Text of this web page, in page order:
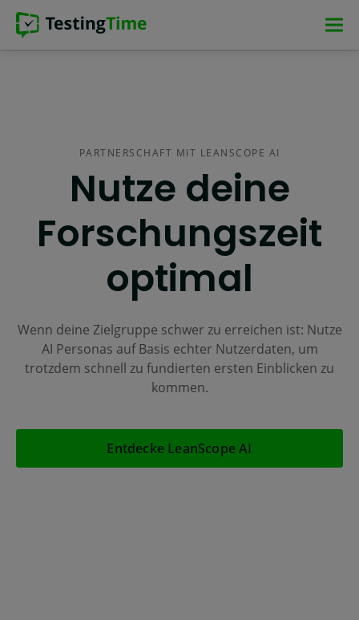
Zur
Hauptnavigation
Zur
Hauptnavigation
Zum
Hauptinhalt
Zum
Footer
PARTNERSCHAFT MIT LEANSCOPE AI
Nutze deine
Forschungszeit
optimal
Wenn deine Zielgruppe schwer zu erreichen ist: Nutze
AI Personas auf Basis echter Nutzerdaten, um
trotzdem schnell zu fundierten ersten Einblicken zu
kommen.
Entdecke LeanScope AI